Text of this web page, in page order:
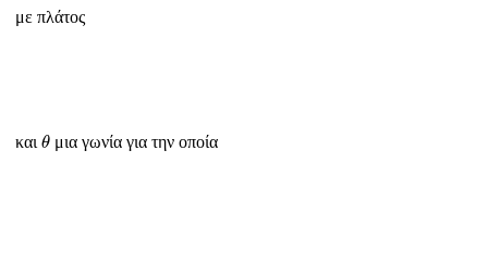
με πλάτος
και θ
θ μια γωνία για την οποία